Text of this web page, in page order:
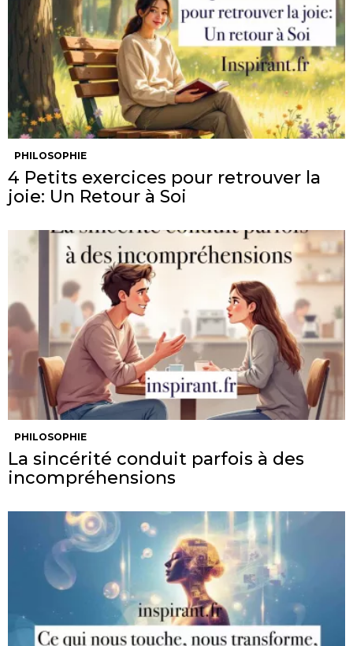
PHILOSOPHIE
4 Petits exercices pour retrouver la
joie: Un Retour à Soi
PHILOSOPHIE
La sincérité conduit parfois à des
incompréhensions